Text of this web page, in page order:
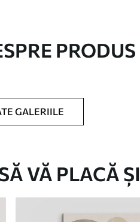
PRODUS
GALERIILE
VĂ PLACĂ ȘI